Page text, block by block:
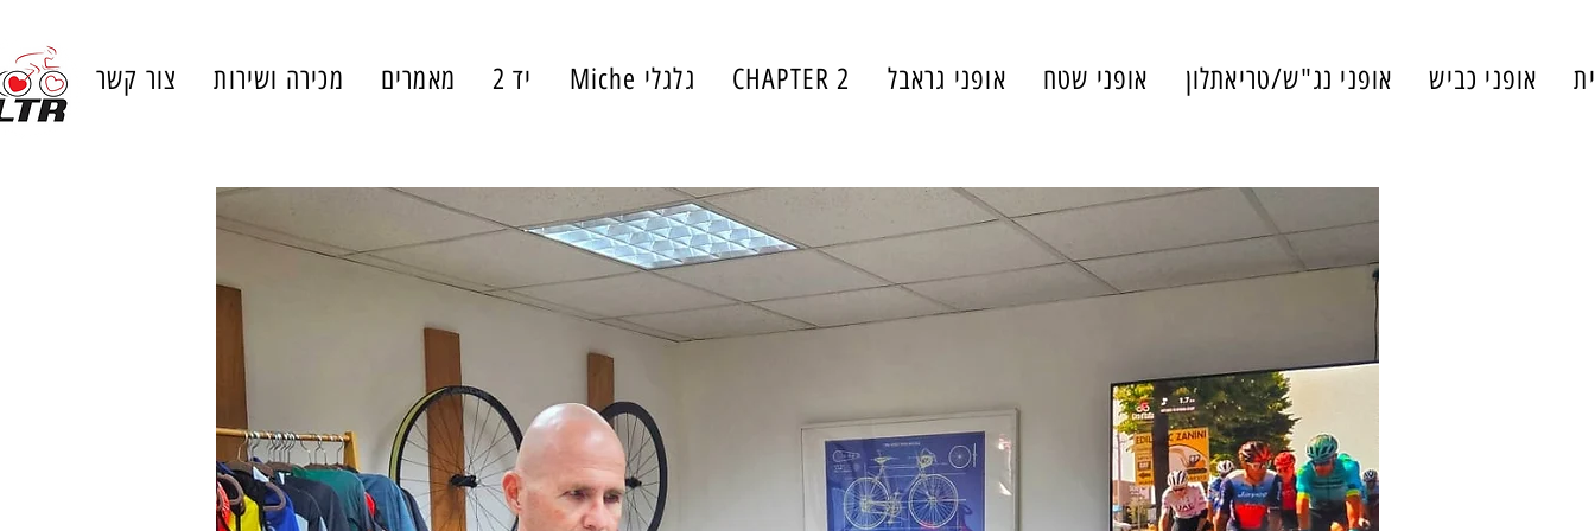
אופני כביש אופני נג"ש/טריאתלון אופני שטח אופני גראבל CHAPTER 2 גלגלי Miche יד 2 מאמרים מכירה ושירות צור קשר